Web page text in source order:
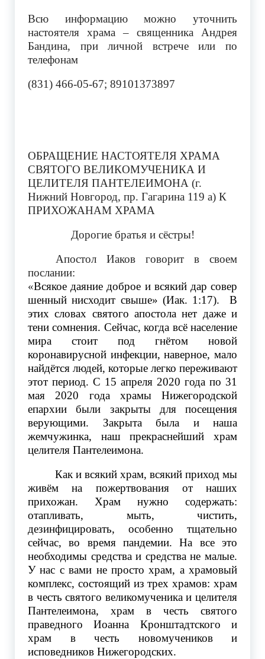
Всю информацию можно уточнить
настоятеля храма – священника Андрея
Бандина, при личной встрече или по
телефонам
(831) 466-05-67; 89101373897
ОБРАЩЕНИЕ НАСТОЯТЕЛЯ ХРАМА
СВЯТОГО ВЕЛИКОМУЧЕНИКА И
ЦЕЛИТЕЛЯ ПАНТЕЛЕИМОНА (г.
Нижний Новгород, пр. Гагарина 119 а) К
ПРИХОЖАНАМ ХРАМА
Дорогие братья и сёстры!
Апостол Иаков говорит в своем
послании:
«Всякое даяние доброе и всякий дар совер
шенный нисходит свыше» (Иак. 1:17).
В
этих словах святого апостола нет даже и
тени сомнения. Сейчас, когда всё население
мира стоит под гнётом новой
коронавирусной инфекции, наверное, мало
найдётся людей, которые легко переживают
этот период. С 15 апреля 2020 года по 31
мая 2020 года храмы Нижегородской
епархии были закрыты для посещения
верующими. Закрыта была и наша
жемчужинка, наш прекраснейший храм
целителя Пантелеимона.
Как и всякий храм, всякий приход мы
живём на пожертвования от наших
прихожан. Храм нужно содержать:
отапливать, мыть, чистить,
дезинфицировать, особенно тщательно
сейчас, во время пандемии. На все это
необходимы средства и средства не малые.
У нас с вами не просто храм, а храмовый
комплекс, состоящий из трех храмов: храм
в честь святого великомученика и целителя
Пантелеимона, храм в честь святого
праведного Иоанна Кронштадтского и
храм в честь новомучеников и
исповедников Нижегородских.